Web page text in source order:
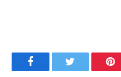
Facebook